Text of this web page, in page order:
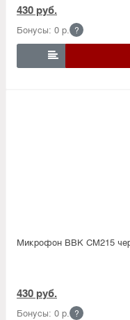
430 руб.
Бонусы: 0 р. ?

Микрофон BBK CM215
430 руб.
Бонусы: 0 р. ?